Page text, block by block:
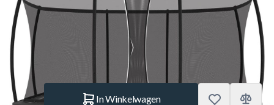
Deluxe XL
SKU:BERG.32.45.95.31 Merk:
€ 2.819.– Op voorraad
Aantal
In Winkelwagen